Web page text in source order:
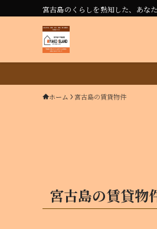
宮古島のくらしを熟知した、あな
ホーム 宮古島の賃貸物件
宮古島の賃貸物